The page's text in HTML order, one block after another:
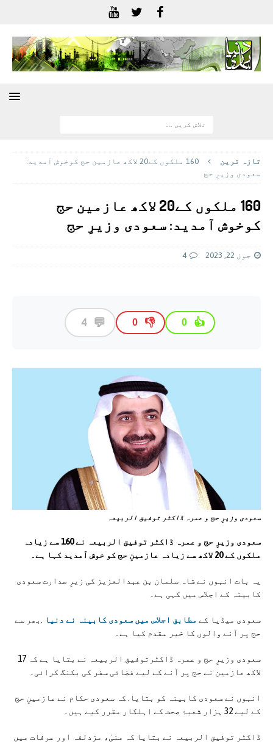
تازہ ترين
160 ملکوں کے20 لاکھ عازمین حج کوخوش آمدید:
سعودی وزیرِ حج
160 ملکوں کے20 لاکھ عازمین حج
کوخوش آمدید: سعودی وزیرِ حج
جون 22, 2023 4
👍
0
👎
0
💬
4
سعودی وزیرِ حج و عمرہ ڈاکٹر توفیق الربیعہ
سعودی وزیرِ حج و عمرہ ڈاکٹر توفیق الربیعہ نے 160 سے زیادہ
ملکوں کے 20 لاکھ سے زیادہ عازمینِ حج کو خوش آمدید کہا ہے۔
یہ بات انہوں نے شاہ سلمان بن عبدالعزیز کی زیرِ صدارت سعودی
کابینہ کے اجلاس میں کہی ہے۔
سعودی میڈیا کے مطابق اجلاس میں سعودی کابینہ نے دنیا
.بھر سے
حج پر آنے والوں کا خیر مقدم کیا ہے۔
سعودی وزیرِ حج و عمرہ ڈاکٹرتوفیق الربیعہ نے بتایا ہے کہ 17
لاکھ عازمین نے حج پر آنے کے لیے فضائی سفر کی بکنگ کرائی۔
انہوں نے سعودی کابینہ کو بتایا. کہ سعودی حکام نے عازمینِ حج
کے لیے 32 ہزار شعبۂ صحت کے اہلکار مقرر کیے ہیں۔
ڈاکٹر توفیق الربیعہ نے بتایا کہ منیٰ، مزدلفہ اور عرفات میں